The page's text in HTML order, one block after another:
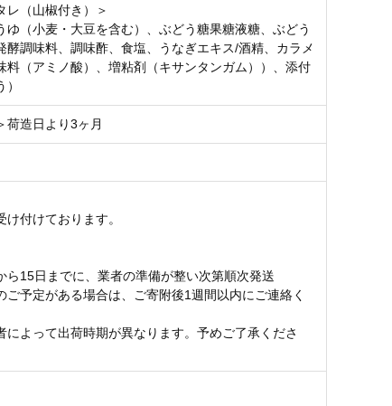
レ（山椒付き）＞
ゆ（小麦・大豆を含む）、ぶどう糖果糖液糖、ぶどう
酵調味料、調味酢、食塩、うなぎエキス/酒精、カラメ
料（アミノ酸）、増粘剤（キサンタンガム））、添付
荷造日より3ヶ月
け付けております。
ら15日までに、業者の準備が整い次第順次発送
予定がある場合は、ご寄附後1週間以内にご連絡く
よって出荷時期が異なります。予めご了承くださ